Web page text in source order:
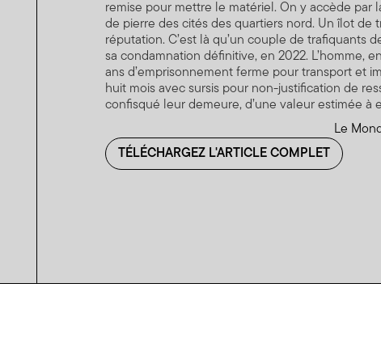
remise pour mettre le matériel. On y accède par
de pierre des cités des quartiers nord. Un îlot de
réputation. C’est là qu’un couple de trafiquants
sa condamnation définitive, en 2022. L’homme,
ans d’emprisonnement ferme pour transport et
huit mois avec sursis pour non-justification de
confisqué leur demeure, d’une valeur estimée à
Le
TÉLÉCHARGEZ L'ARTICLE COMPLET